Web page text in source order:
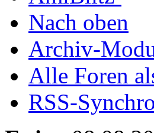
Nach oben
Archiv-
Alle Foren
RSS-